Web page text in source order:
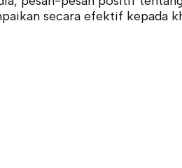
secara efektif kepada